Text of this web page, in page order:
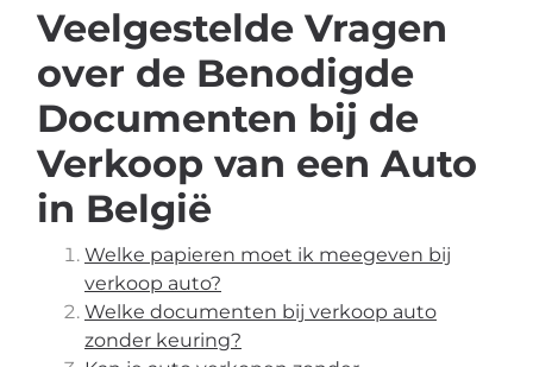
Veelgestelde Vragen
over de Benodigde
Documenten bij de
Verkoop van een Auto
in België
Welke papieren moet ik meegeven bij
verkoop auto?
Welke documenten bij verkoop auto
zonder keuring?